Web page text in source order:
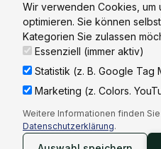
Datenschutz
Vorstand: RA Christian
Aufsichtsrat: RA Thorsten
Wir verwenden Cookies, um
optimieren. Sie können
Kategorien Sie zulassen
Essenziell (immer aktiv)
Statistik (z. B. Google Tag
Marketing (z. Colors.
Weitere Informationen finden
Datenschutzerklärung.